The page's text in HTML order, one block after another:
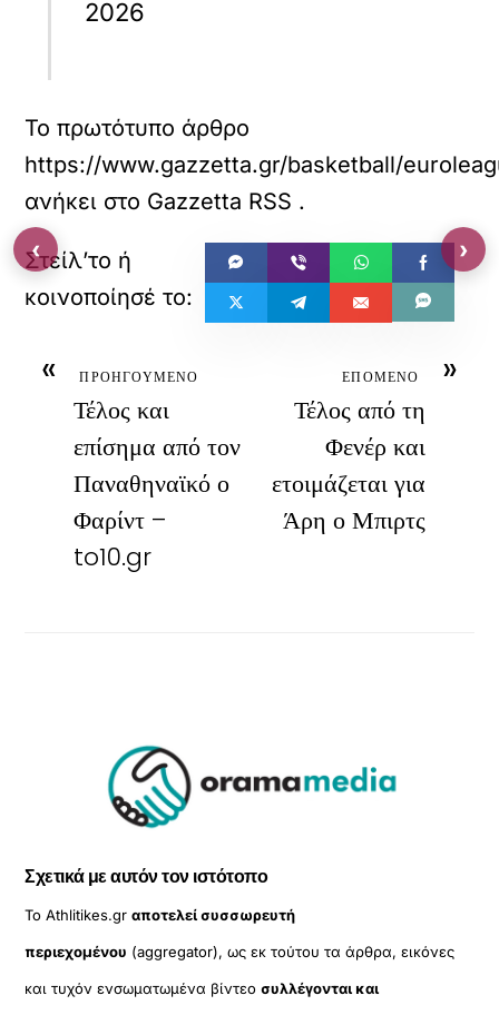
2026
Το πρωτότυπο άρθρο
https://www.gazzetta.gr/basketball/
ανήκει στο Gazzetta RSS .
« ΠΡΟΗΓΟΥΜΕΝΟ
Τέλος και
επίσημα από τον
Παναθηναϊκό ο
Φαρίντ –
to10.gr
»
ΕΠΟΜΕΝΟ
Τέλος από τη
Φενέρ και
ετοιμάζεται για
Άρη ο Μπιρτς
Σχετικά με αυτόν τον ιστότοπο
Το Athlitikes.grαποτελεί συσσωρευτή
περιεχομένου (aggregator), ως εκ τούτου τα άρθρα, εικόνες
και τυχόν ενσωματωμένα βίντεοσυλλέγονται και
‹ ›